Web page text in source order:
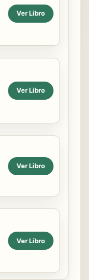
Ver Libro
Ver Libro
Ver Libro
Ver Libro